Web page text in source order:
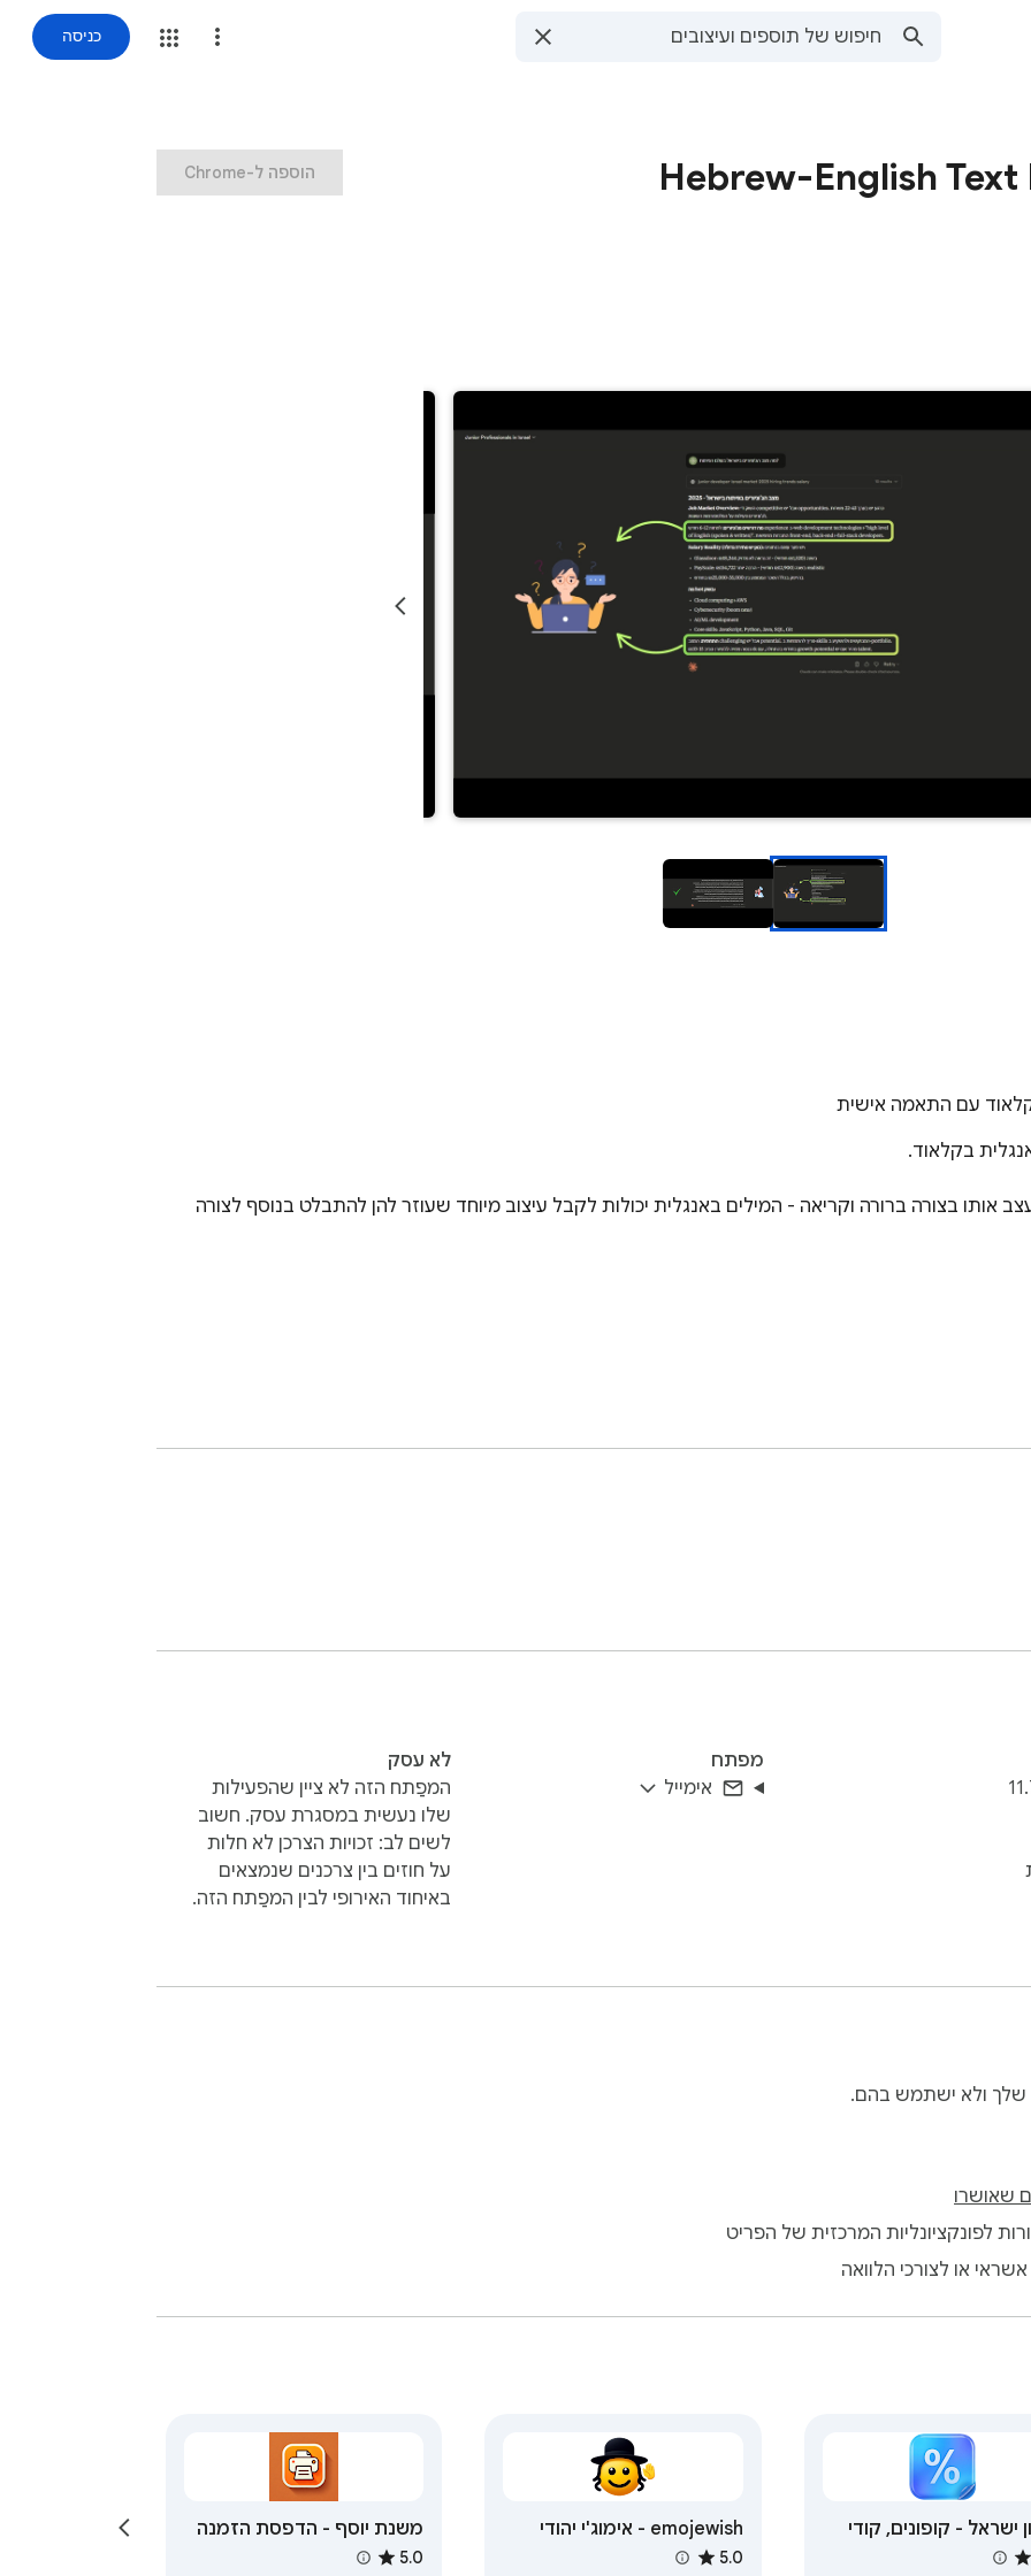
כניסה
Hebrew-English ‏הוספה ל-Chrome
עם התאמה אישית
מפתח
אימייל
לא עסק
המפַתח הזה לא ציין שהפעילות
שלו נעשית במסגרת עסק. חשוב
לשים לב: זכויות הצרכן לא חלות
על חוזים בין צרכנים שנמצאים
באיחוד האירופי לבין המפַתח הזה.
שלך ולא ישתמש בהם.
שאושרו
לפונקציונליות המרכזית של הפריט
או לצורכי הלוואה
ישראל - קופונים, קודי
ומבצעים
emojewish - אימוג'י יהודי
5.0
משנת יוסף - הדפסת הזמנה
משופרת
5.0